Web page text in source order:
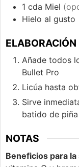
1 cda Miel
Hielo al gusto
ELABORACIÓN
Añade todos
Bullet Pro
Licúa hasta
Sirve
batido de
NOTAS
Beneficios para la